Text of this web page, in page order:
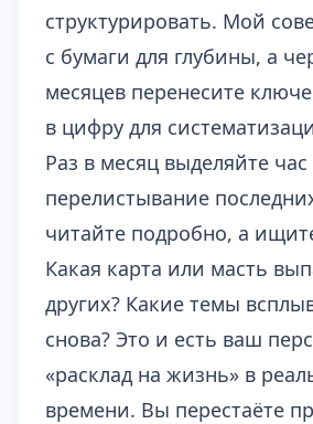
структурировать. Мой
с бумаги для глубины, а
месяцев перенесите
в цифру для
Раз в месяц выделяйте час
перелистывание
читайте подробно, а
Какая карта или масть
других? Какие темы
снова? Это и есть ваш
«расклад на жизнь» в
времени. Вы перестаёте